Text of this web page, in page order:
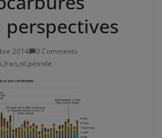
perspectives
2014
0 Comments
,Iran,oil,pétrole